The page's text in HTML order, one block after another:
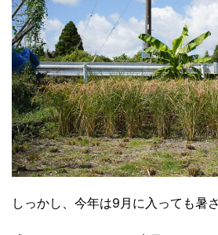
しっかし、今年は9月に入っても暑